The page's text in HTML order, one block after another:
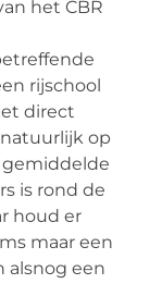
het CBR
rijschool
direct
op
is rond de
houd er
maar een
alsnog een